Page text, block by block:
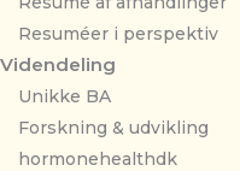
Resuméer i perspektiv
Videndeling
Unikke BA
Forskning & udvikling
hormonehealthdk